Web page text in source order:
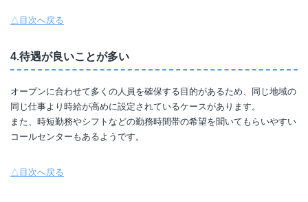
△目次へ戻る
4.待遇が良いことが多い
オープンに合わせて多くの人員を確保する目的があるため、同じ地域の
同じ仕事より時給が高めに設定されているケースがあります。
また、時短勤務やシフトなどの勤務時間帯の希望を聞いてもらいやすい
コールセンターもあるようです。
△目次へ戻る